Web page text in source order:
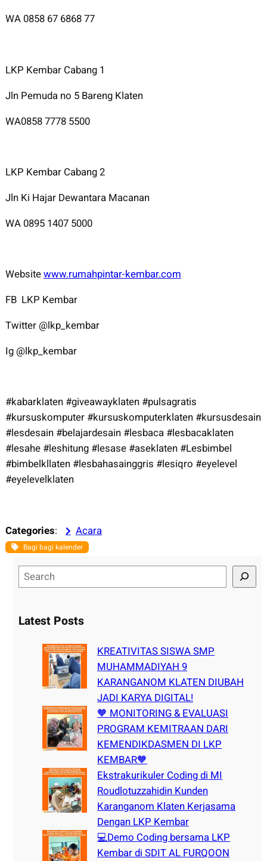
WA 0858 67 6868 77
LKP Kembar Cabang 1
Jln Pemuda no 5 Bareng Klaten
WA0858 7778 5500
LKP Kembar Cabang 2
Jln Ki Hajar Dewantara Macanan
WA 0895 1407 5000
Websitewww.rumahpintar-kembar.com
FB LKP Kembar
Twitter @lkp_kembar
Ig @lkp_kembar
#kabarklaten #giveawayklaten #pulsagratis
#kursuskomputer #kursuskomputerklaten #kursusdesain
#lesdesain #belajardesain #lesbaca #lesbacaklaten
#lesahe #leshitung #lesase #aseklaten #Lesbimbel
#bimbelkllaten #lesbahasainggris #lesiqro #eyelevel
#eyelevelklaten
Categories: Acara
Bagi bagi kalender
e
rLatest Posts
KREATIVITAS SISWA SMP
MUHAMMADIYAH 9
KARANGANOM KLATEN DIUBAH
JADI KARYA DIGITAL!
🧡 MONITORING & EVALUASI
PROGRAM KEMITRAAN DARI
KEMENDIKDASMEN DI LKP
KEMBAR🧡
Ekstrakurikuler Coding di MI
Roudlotuzzahidin Kunden
Karanganom Klaten Kerjasama
Dengan LKP Kembar
💻Demo Coding bersama LKP
Kembar di SDIT AL FURQOON